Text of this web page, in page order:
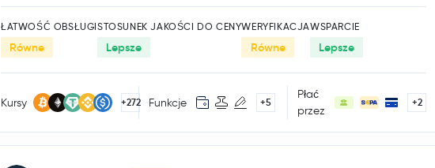
ŁATWOŚĆ OBSŁUGI
Równe
STOSUNEK JAKOŚCI DO CENY
Lepsze
WERYFIKACJA
Równe
WSPARCIE
Lepsze
Kursy +272 Funkcje +5
Płać
przez
+2